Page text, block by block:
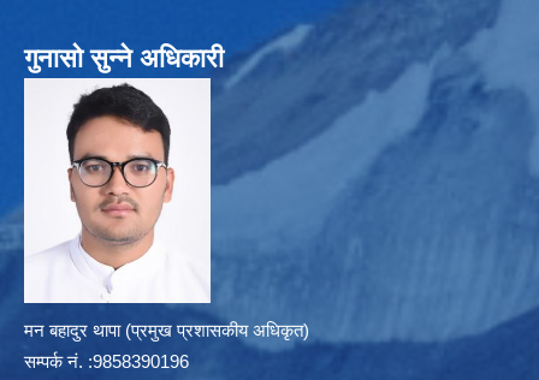
गुनासो सुन्ने अधिकारी
मन बहादुर थापा (प्रमुख प्रशासकीय अधिकृत)
सम्पर्क न‌ं. :9858390196